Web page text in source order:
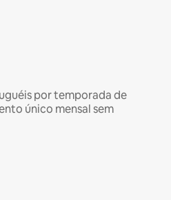
por temporada de
único mensal sem